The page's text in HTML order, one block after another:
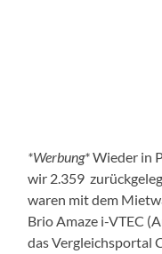
*Werbung*Wieder in
wir 2.359
waren mit dem
Brio Amaze i-VTEC
das Vergleichsportal